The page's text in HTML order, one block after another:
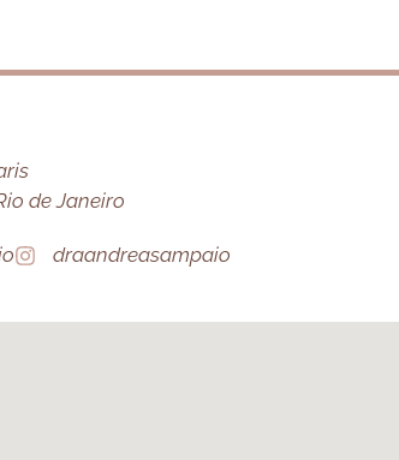
de Janeiro
draandreasampaio